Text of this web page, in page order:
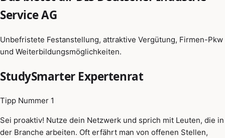
Service AG
Unbefristete Festanstellung, attraktive Vergütung, Firmen-Pkw
und Weiterbildungsmöglichkeiten.
StudySmarter Expertenrat
Tipp Nummer 1
Sei proaktiv! Nutze dein Netzwerk und sprich mit Leuten, die in
der Branche arbeiten. Oft erfährt man von offenen Stellen,